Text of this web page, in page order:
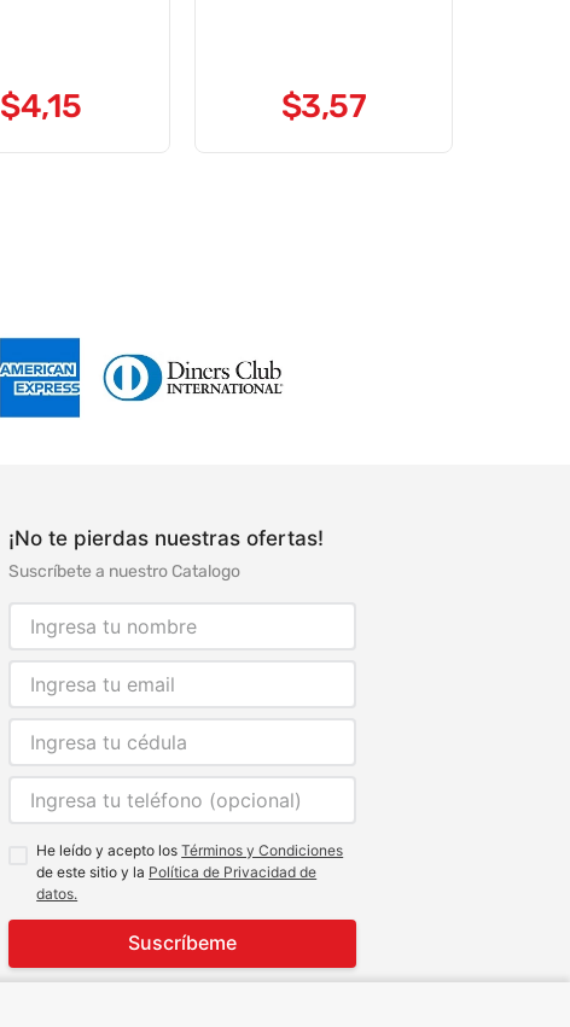
$4,15 $3,57
¡No te pierdas nuestras ofertas!
Suscríbete a nuestro Catalogo
He leído y acepto losTérminos y Condiciones
de este sitio y la Política de Privacidad de
datos.
Suscríbeme